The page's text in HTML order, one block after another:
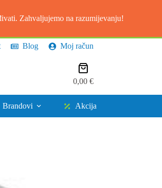
Zahvaljujemo na razumijevanju!
Blog Moj račun
Košarica
0,00 €
Brandovi Akcija